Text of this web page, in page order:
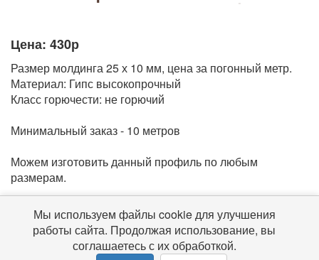
Цена: 430р
Размер молдинга 25 х 10 мм, цена за погонный метр.
Материал: Гипс высокопрочный
Класс горючести: не горючий
Минимальный заказ - 10 метров
Можем изготовить данный профиль по любым
размерам.
© 2016-2026 Гипс-ДВ Все права защищены
Мы используем файлы cookie для улучшения
работы сайта. Продолжая использование, вы
соглашаетесь с их обработкой.